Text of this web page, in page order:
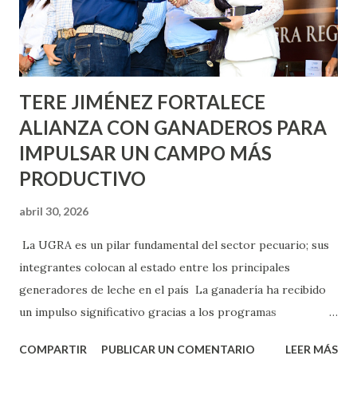
Asunción, Avenida Alameda y Decreto 27 de Septiembre, en
los edificios FOVISSSTE Ojo de Agua, en la comunidad
Norias de Paso Hondo y en los edificios de...
TERE JIMÉNEZ FORTALECE
ALIANZA CON GANADEROS PARA
IMPULSAR UN CAMPO MÁS
PRODUCTIVO
abril 30, 2026
La UGRA es un pilar fundamental del sector pecuario; sus
integrantes colocan al estado entre los principales
generadores de leche en el país La ganadería ha recibido
un impulso significativo gracias a los programas
muestra de su respaldo firme y decidido al campo, la
COMPARTIR PUBLICAR UN COMENTARIO LEER MÁS